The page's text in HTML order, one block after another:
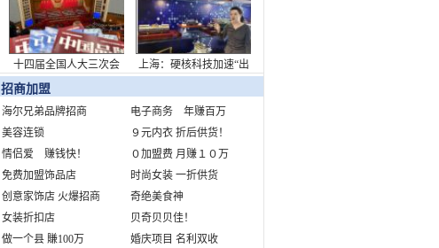
年
求重任
十四届全国人大三次会
议开幕会在京举行
上海：硬核科技加速“出
招商加盟
海尔兄弟品牌招商
电子商务 年赚百万
美容连锁
９元内衣 折后供货！
情侣爱 赚钱快！
０加盟费 月赚１０万
免费加盟饰品店
时尚女装 一折供货
创意家饰店 火爆招商
奇绝美食神
女装折扣店
贝奇贝贝佳！
做一个县 賺100万
婚庆项目 名利双收